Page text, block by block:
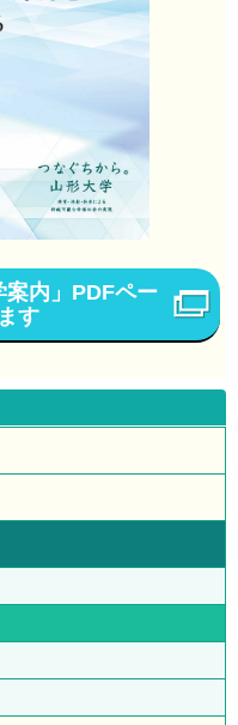
案内」PDFペー
す